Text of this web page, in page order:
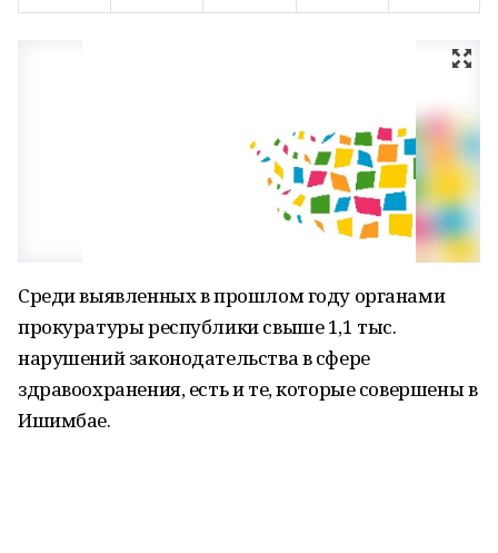
Среди выявленных в прошлом году органами
прокуратуры республики свыше 1,1 тыс.
нарушений законодательства в сфере
здравоохранения, есть и те, которые совершены в
Ишимбае.